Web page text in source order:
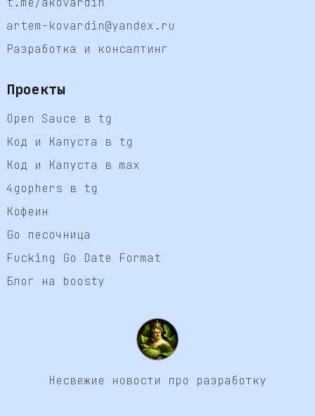
artem-kovardin@yandex.ru
Разработка и консалтинг
Проекты
Open Sauce в tg
Код и Капуста в tg
Код и Капуста в max
4gophers в tg
Кофеин
Go песочница
Fucking Go Date Format
Блог на boosty
Несвежие новости про разработку